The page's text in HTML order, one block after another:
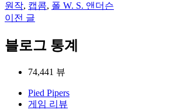
원작, 캡콤, 폴 W. S. 앤더슨
글
탐
이전 글
블로그 통계
74,441 뷰
Pied Pipers
게임 리뷰